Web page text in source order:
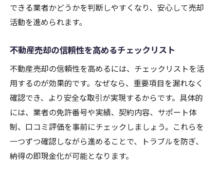
できる業者かどうかを判断しやすくなり、安心して売却
活動を進められます。
不動産売却の信頼性を高めるチェックリスト
不動産売却の信頼性を高めるには、チェックリストを活
用するのが効果的です。なぜなら、重要項目を漏れなく
確認でき、より安全な取引が実現するからです。具体的
には、業者の免許番号や実績、契約内容、サポート体
制、口コミ評価を事前にチェックしましょう。これらを
一つずつ確認しながら進めることで、トラブルを防ぎ、
納得の即現金化が可能となります。